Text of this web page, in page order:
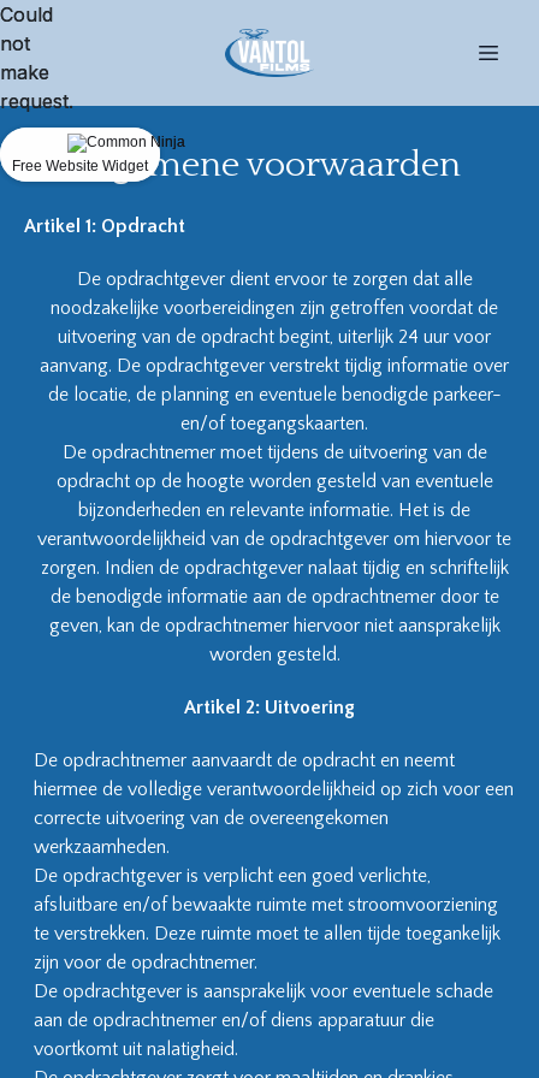
Algemene voorwaarden
Artikel 1: Opdracht
De opdrachtgever dient ervoor te zorgen dat alle
noodzakelijke voorbereidingen zijn getroffen voordat de
uitvoering van de opdracht begint, uiterlijk 24 uur voor
aanvang. De opdrachtgever verstrekt tijdig informatie over
de locatie, de planning en eventuele benodigde parkeer-
en/of toegangskaarten.
De opdrachtnemer moet tijdens de uitvoering van de
opdracht op de hoogte worden gesteld van eventuele
bijzonderheden en relevante informatie. Het is de
verantwoordelijkheid van de opdrachtgever om hiervoor te
zorgen. Indien de opdrachtgever nalaat tijdig en schriftelijk
de benodigde informatie aan de opdrachtnemer door te
geven, kan de opdrachtnemer hiervoor niet aansprakelijk
worden gesteld.
Artikel 2: Uitvoering
De opdrachtnemer aanvaardt de opdracht en neemt
hiermee de volledige verantwoordelijkheid op zich voor een
correcte uitvoering van de overeengekomen
werkzaamheden.
De opdrachtgever is verplicht een goed verlichte,
afsluitbare en/of bewaakte ruimte met stroomvoorziening
te verstrekken. Deze ruimte moet te allen tijde toegankelijk
zijn voor de opdrachtnemer.
De opdrachtgever is aansprakelijk voor eventuele schade
aan de opdrachtnemer en/of diens apparatuur die
voortkomt uit nalatigheid.
Could
not
make
request.
Free Website Widget
Could
not
make
request.
Free Website Widget